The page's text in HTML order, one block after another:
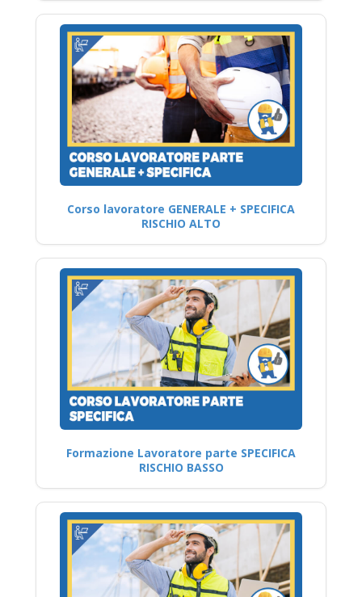
Corso lavoratore GENERALE + SPECIFICA
RISCHIO ALTO
Formazione Lavoratore parte SPECIFICA
RISCHIO BASSO